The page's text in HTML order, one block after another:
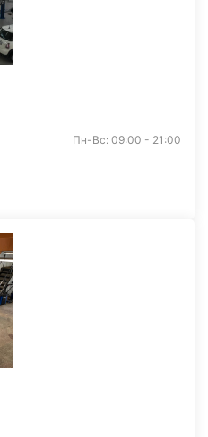
Пн-Вс: 09:00 - 21:00